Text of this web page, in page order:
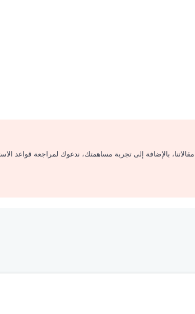
بالإضافة إلى تجربة مساهمتك، ندعوك لمراجعة قواعد